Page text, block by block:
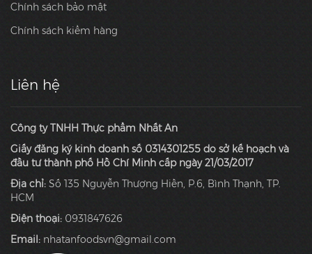
Chính sách bảo mật
Chính sách kiểm hàng
Liên hệ
Công ty TNHH Thực phẩm Nhất An
Giấy đăng ký kinh doanh số 0314301255 do sở kế hoạch và
đầu tư thành phố Hồ Chí Minh cấp ngày 21/03/2017
Địa chỉ: Số 135 Nguyễn Thượng Hiền, P.6, Bình Thạnh, TP.
HCM
Điện thoại: 0931847626
Email: nhatanfoodsvn@gmail.com